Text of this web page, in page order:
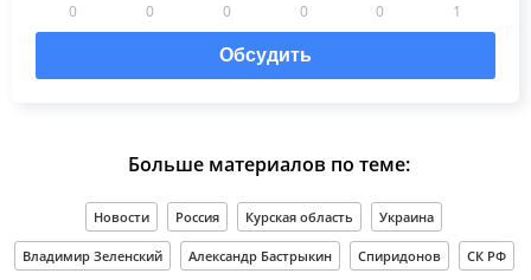
0 0 0 0 0 1
Обсудить
Больше материалов по теме:
Новости Россия Курская область Украина
Владимир Зеленский Александр Бастрыкин Спиридонов СК РФ